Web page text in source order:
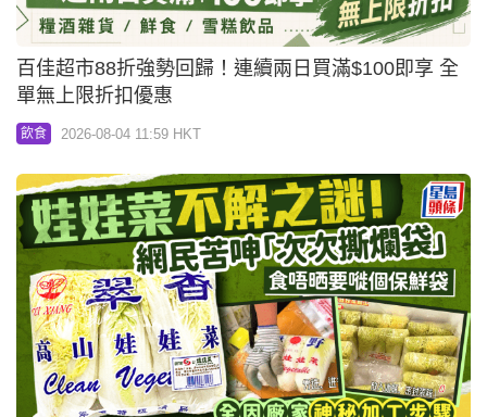
百佳超市88折強勢回歸！連續兩日買滿$100即享 全
單無上限折扣優惠
飲食 2026-08-04 11:59 HKT